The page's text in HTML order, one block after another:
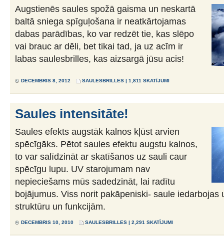
Augstienēs saules spožā gaisma un neskartā
baltā sniega spīguļošana ir neatkārtojamas
dabas parādības, ko var redzēt tie, kas slēpo
vai brauc ar dēli, bet tikai tad, ja uz acīm ir
labas saulesbrilles, kas aizsargā jūsu acis!
DECEMBRIS 8, 2012 SAULESBRILLES | 1,811 SKATĪJUMI
Saules intensitāte!
Saules efekts augstāk kalnos kļūst arvien
spēcīgāks. Pētot saules efektu augstu kalnos,
to var salīdzināt ar skatīšanos uz sauli caur
spēcīgu lupu. UV starojumam nav
nepieciešams mūs sadedzināt, lai radītu
bojājumus. Viss norit pakāpeniski- saule iedarbojas
struktūru un funkcijām.
DECEMBRIS 10, 2010 SAULESBRILLES | 2,291 SKATĪJUMI